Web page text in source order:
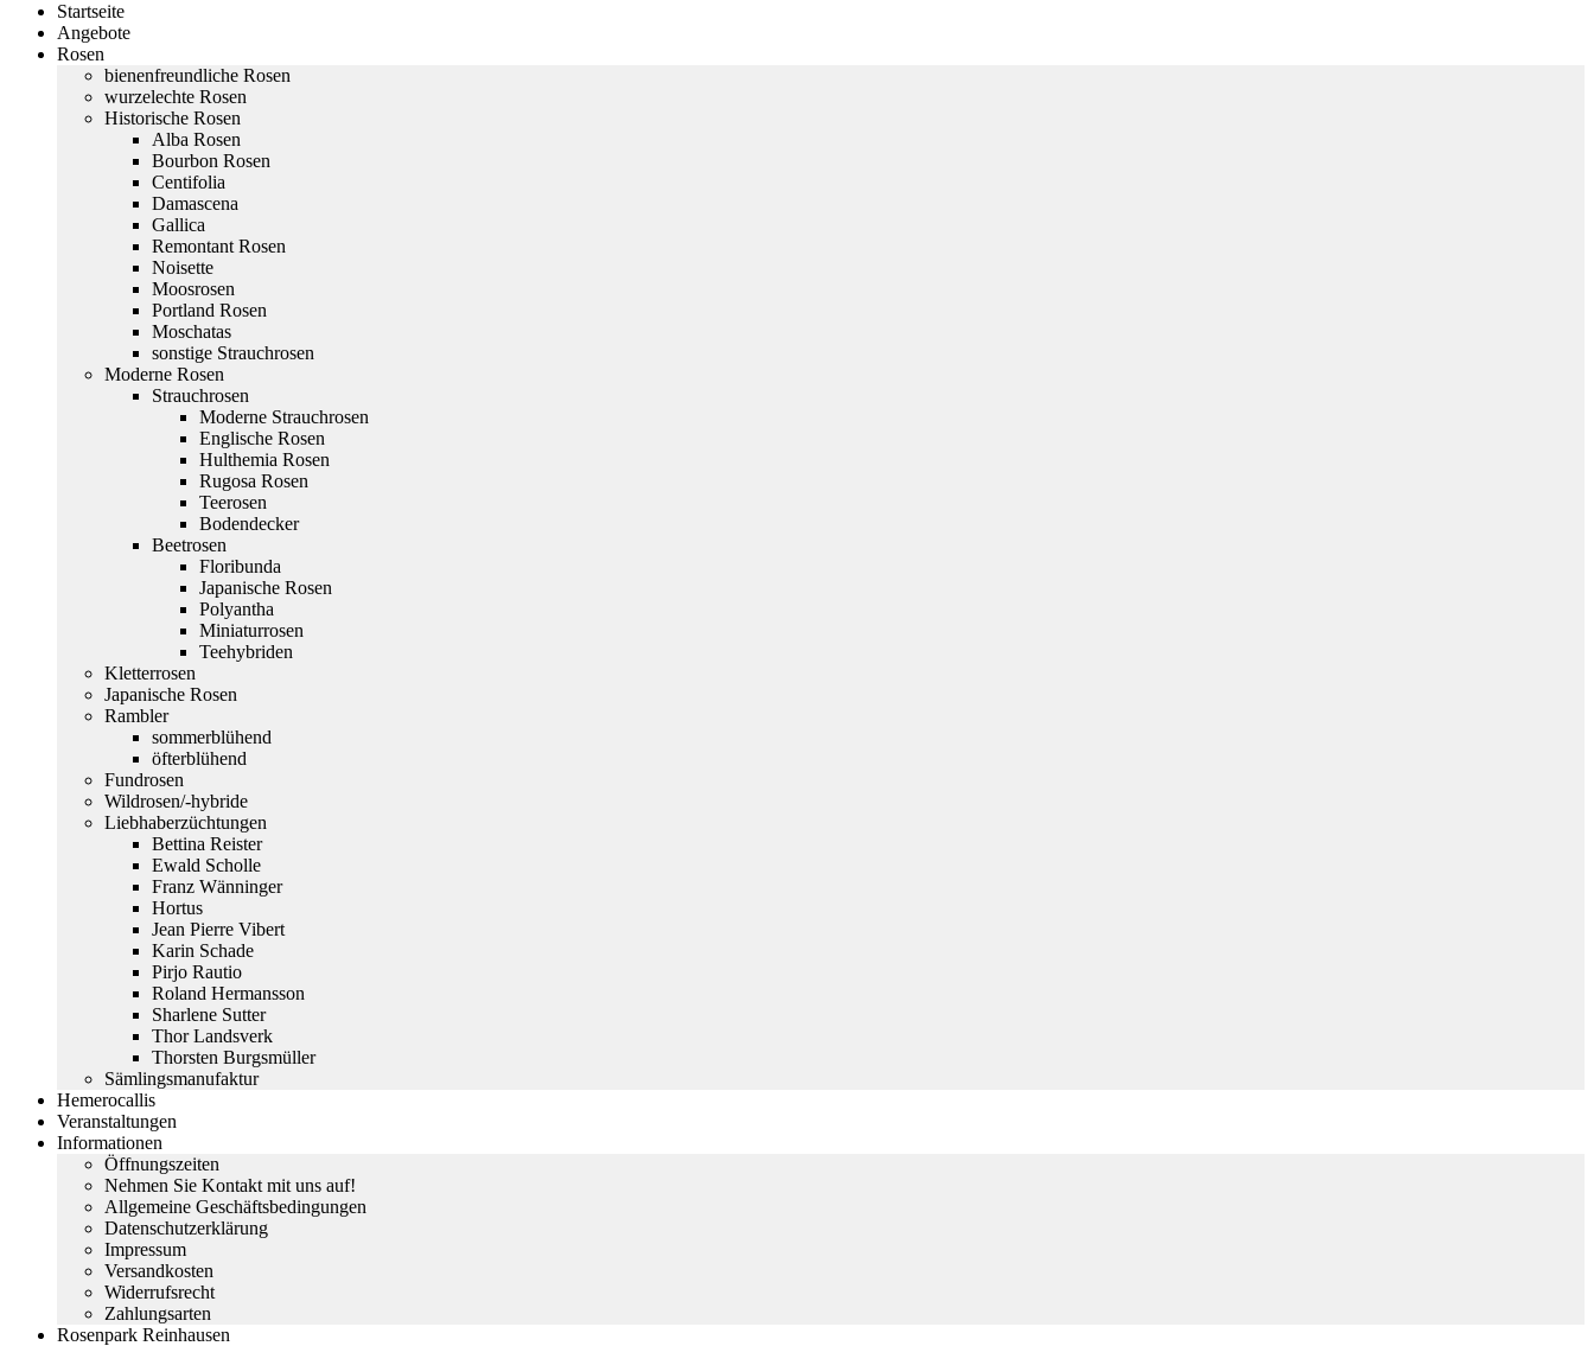
Startseite
Angebote
Rosen
bienenfreundliche Rosen
wurzelechte Rosen
Historische Rosen
Alba Rosen
Bourbon Rosen
Centifolia
Damascena
Gallica
Remontant Rosen
Noisette
Moosrosen
Portland Rosen
Moschatas
sonstige Strauchrosen
Moderne Rosen
Strauchrosen
Moderne Strauchrosen
Englische Rosen
Hulthemia Rosen
Rugosa Rosen
Teerosen
Bodendecker
Beetrosen
Floribunda
Japanische Rosen
Polyantha
Miniaturrosen
Teehybriden
Kletterrosen
Japanische Rosen
Rambler
sommerblühend
öfterblühend
Fundrosen
Wildrosen/-hybride
Liebhaberzüchtungen
Bettina Reister
Ewald Scholle
Franz Wänninger
Hortus
Jean Pierre Vibert
Karin Schade
Pirjo Rautio
Roland Hermansson
Sharlene Sutter
Thor Landsverk
Thorsten Burgsmüller
Sämlingsmanufaktur
Hemerocallis
Veranstaltungen
Informationen
Öffnungszeiten
Nehmen Sie Kontakt mit uns auf!
Allgemeine Geschäftsbedingungen
Datenschutzerklärung
Impressum
Versandkosten
Widerrufsrecht
Zahlungsarten
Rosenpark Reinhausen